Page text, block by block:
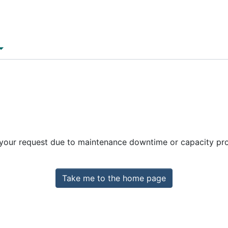
request due to maintenance downtime or capacity
Take me to the home page